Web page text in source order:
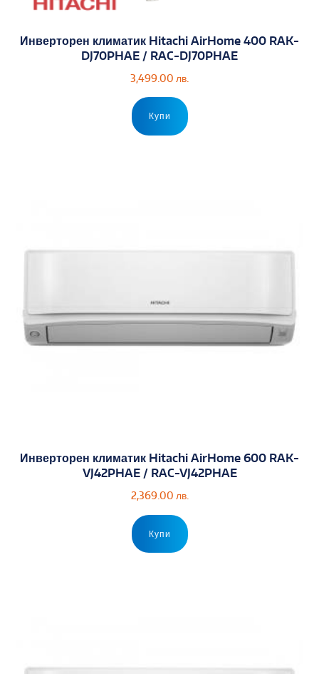
Инверторен климатик Hitachi AirHome 400 RAK-
DJ70PHAE / RAC-DJ70PHAE
3,499.00 лв.
Купи
Инверторен климатик Hitachi AirHome 600 RAK-
VJ42PHAE / RAC-VJ42PHAE
2,369.00 лв.
Купи